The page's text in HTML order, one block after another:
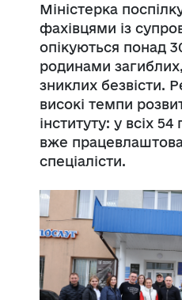
Міністерка
фахівцями із
опікуються понад
родинами
зниклих безвісти.
високі темпи
інституту: у всіх
вже
спеціалісти.